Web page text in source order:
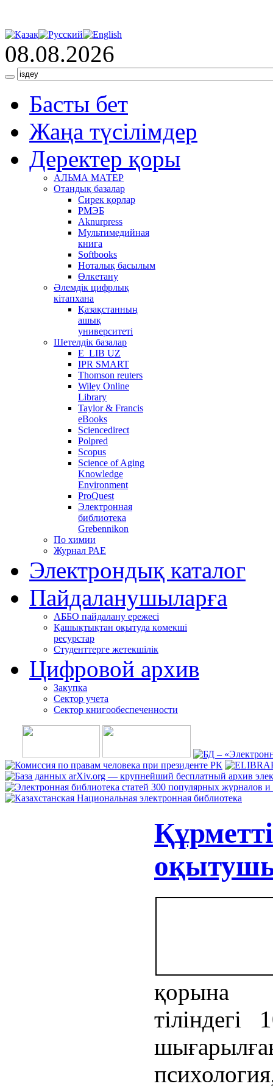
08.08.2026
Басты бет
Жаңа түсілімдер
Деректер қоры
АЛЬМА МАТЕР
Отандық базалар
Сирек қорлар
РМЭБ
Аknurpress
Мультимедийная
книга
Softbooks
Ноталық басылым
Өлкетану
Әлемдік цифрлық
кітапхана
Қазақстанның
ашық
университеті
Шетелдік базалар
E_LIB UZ
IPR SMART
Thomson reuters
Wiley Online
Library
Taylor & Francis
eBooks
Sciencedirect
Polpred
Scopus
Science of Aging
Knowledge
Environment
ProQuest
Электронная
библиотека
Grebennikon
По химии
Журнал РАЕ
Электрондық каталог
Пайдаланушыларға
АББО пайдалану ережесі
Қашықтықтан оқытуда көмекші
ресурстар
Студенттерге жетекшілік
Цифровой архив
Закупка
Сектор учета
Сектор книгообеспеченности
қорына